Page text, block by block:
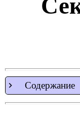
Содержание